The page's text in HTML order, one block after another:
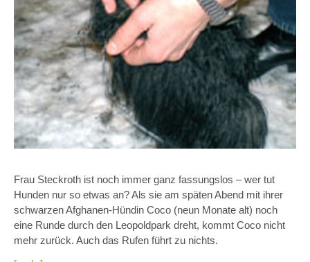
Frau Steckroth ist noch immer ganz fassungslos – wer tut
Hunden nur so etwas an? Als sie am späten Abend mit ihrer
schwarzen Afghanen-Hündin Coco (neun Monate alt) noch
eine Runde durch den Leopoldpark dreht, kommt Coco nicht
mehr zurück. Auch das Rufen führt zu nichts.